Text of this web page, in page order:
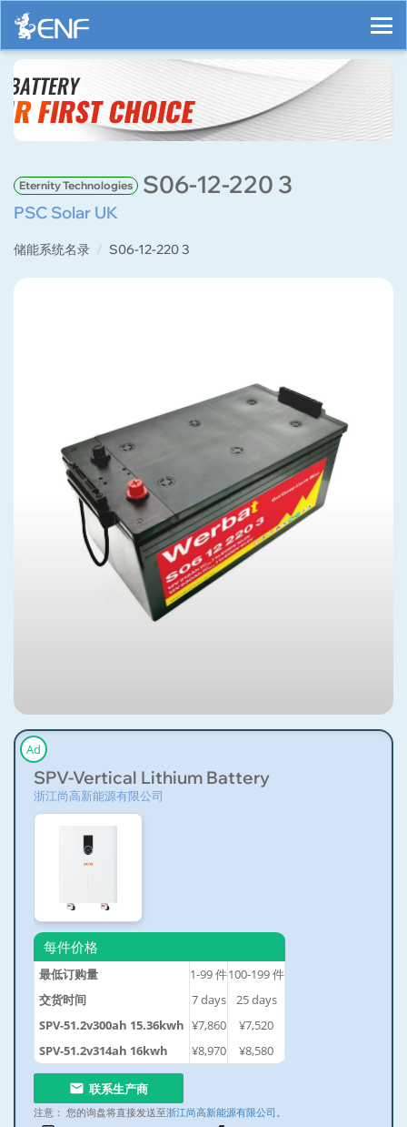
Eternity Technologies S06-12-220 3
PSC Solar UK
储能系统名录 S06-12-220 3
Ad
SPV-Vertical Lithium Battery
浙江尚高新能源有限公司
每件价格
最低订购量 1-99件100-199件
交货时间
7days 25days
SPV-51.2v300ah 15.36kwh ¥7,860
¥7,520
SPV-51.2v314ah 16kwh
¥8,970 ¥8,580
联系生产商
注意： 您的询盘将直接发送至浙江尚高新能源有限公司 。